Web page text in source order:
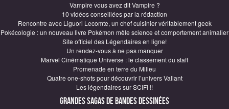
Vampire vous avez dit Vampire ?
10 vidéos conseillées par la rédaction
Rencontre avec Liguori Lecomte, un chef cuisinier véritablement geek
Pokécologie : un nouveau livre Pokémon mêle science et comportement animalier
Site officiel des Légendaires en ligne!
Un rendez-vous à ne pas manquer
Marvel Cinématique Universe : le classement du staff
Promenade en terre du Milieu
Quatre one-shots pour découvrir l’univers Valiant
Les légendaires sur SCIFI !!
Grandes sagas de Bandes Dessinées